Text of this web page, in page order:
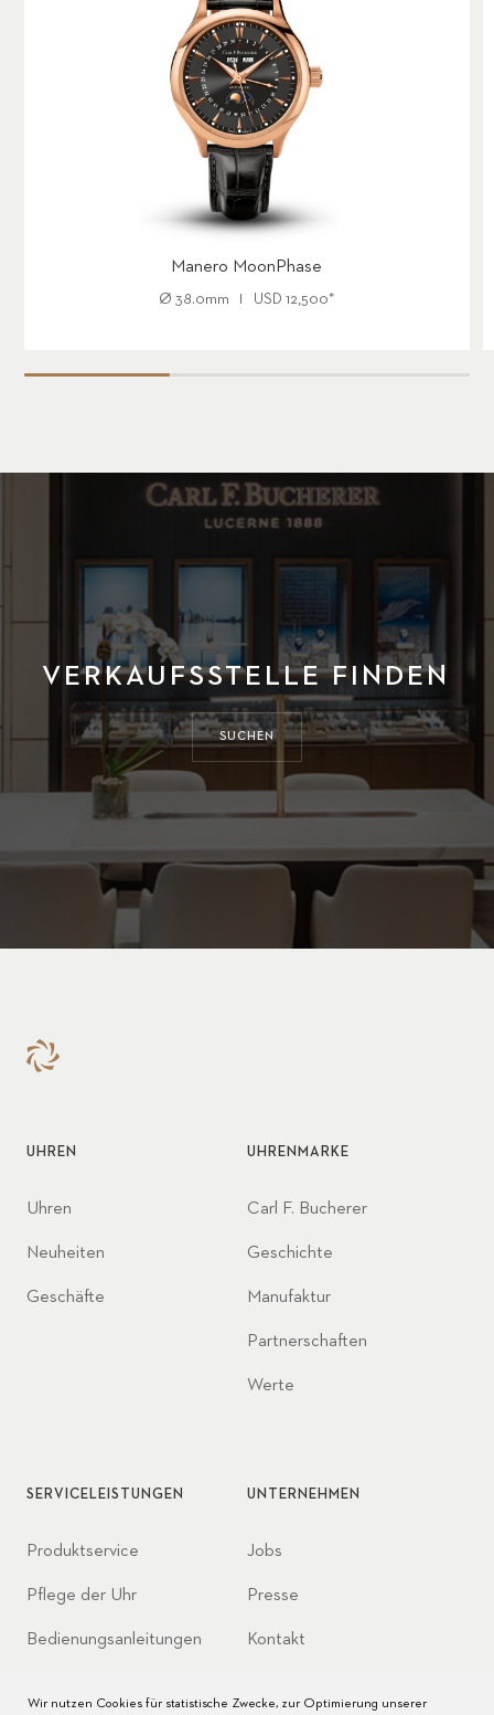
Manero MoonPhase
Ø 38.0mm USD 12,500*
VERKAUFSSTELLE FINDEN
SUCHEN
UHREN
Uhren
Neuheiten
Geschäfte
UHRENMARKE
Carl F. Bucherer
Geschichte
Manufaktur
Partnerschaften
Werte
SERVICELEISTUNGEN
Produktservice
Pflege der Uhr
Bedienungsanleitungen
UNTERNEHMEN
Jobs
Presse
Kontakt
Wir nutzen Cookies für statistische Zwecke, zur Optimierung unserer